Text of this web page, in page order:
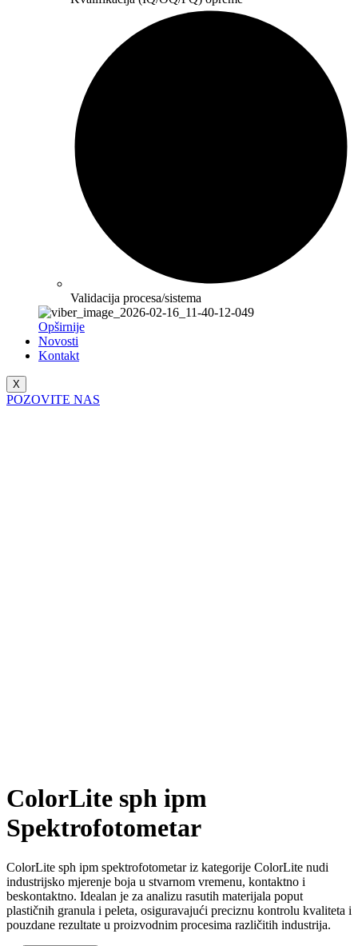
Validacija procesa/sistema
Opširnije
Novosti
Kontakt
X
POZOVITE NAS
ColorLite sph ipm
Spektrofotometar
ColorLite sph ipm spektrofotometar iz kategorije ColorLite nudi
industrijsko mjerenje boja u stvarnom vremenu, kontaktno i
beskontaktno. Idealan je za analizu rasutih materijala poput
plastičnih granula i peleta, osiguravajući preciznu kontrolu kvaliteta i
pouzdane rezultate u proizvodnim procesima različitih industrija.